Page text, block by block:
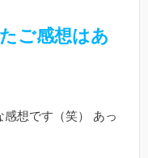
ご感想はあ
想です（笑） あっ